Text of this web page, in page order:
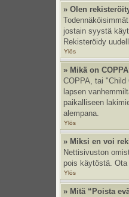
» Olen
jostain syystä
Rekisteröidy
Ylös
» Mikä on
COPPA, tai
lapsen
paikalliseen
alempana.
Ylös
» Miksi en voi
Nettisivuston
pois käytöstä.
Ylös
» Mitä “Poista